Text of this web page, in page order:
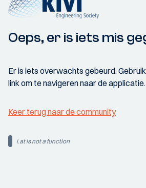
Oeps, er is iets mis
Er is iets overwachts gebeurd.
link om te navigeren naar de applicatie.
Keer terug naar de community
i.at is not a function